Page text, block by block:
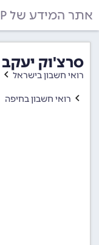
אתר המידע של CAP
סרצ'וק יעקב
רואי חשבון בישראל
רואי חשבון בחיפה